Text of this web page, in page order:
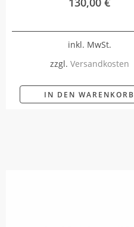
inkl. MwSt.
zzgl. Versandkosten
IN DEN WARENKORB